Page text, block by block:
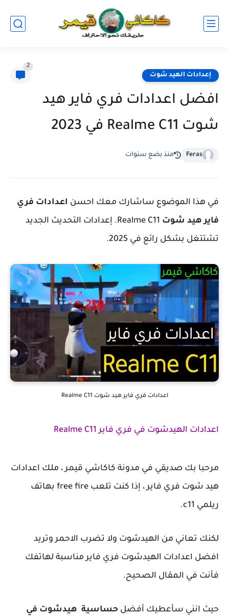
إعدادات الهيد شوت
2
افضل اعدادات فري فاير هيد
شوت Realme C11 في 2023
Feras منذ بضع سنوات
في هذا الموضوع ساشارك معك احسن اعدادات فري
فاير هيد شوت
Realme C11. إعدادات التحديث الجديد
تشتتغل بشكل رائع في 2025.
اعدادات فري فاير هيد شوت Realme C11
اعدادات الهيدشوت في فري فاير Realme C11
مرحبا بك صديقي في مدونة كاكاشي قيمر ، ملك اعدادات
هيد شوت فري فاير ، إذا كنت تلعب free fire بهاتف
ريلمي c11.
لكنك تعاني من الهيدشوت ولا تضرب الاحمر وتريد
افضل اعدادات الهيدشوت فري فاير مناسبة لهاتفك
فأنت في المقال الصحيح.
حيث انني سأعطيك أفضل حساسية هيدشوت في